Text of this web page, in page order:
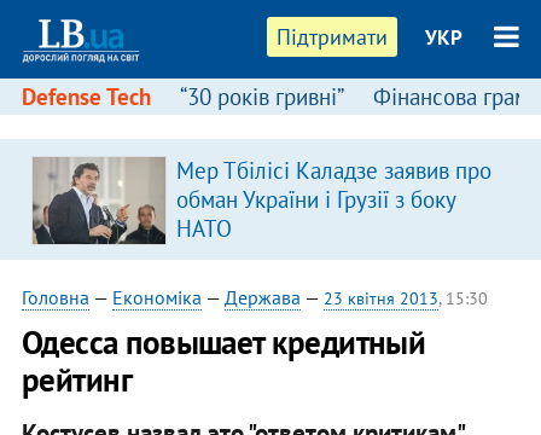
Підтримати УКР
Defense Tech “30 років гривні” Фінансова
Мер Тбілісі Каладзе заявив про
обман України і Грузії з боку
НАТО
Головна — Економіка — Держава — 23 квітня 2013, 15:30
Одесса повышает кредитный
рейтинг